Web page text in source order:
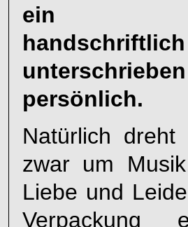
ein
persönlich.
Natürlich
zwar um
Liebe und
Verpackung